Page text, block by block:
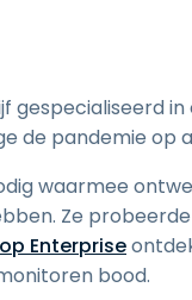
gespecialiseerd
de pandemie op
waarmee
Ze
Enterprise
bood.